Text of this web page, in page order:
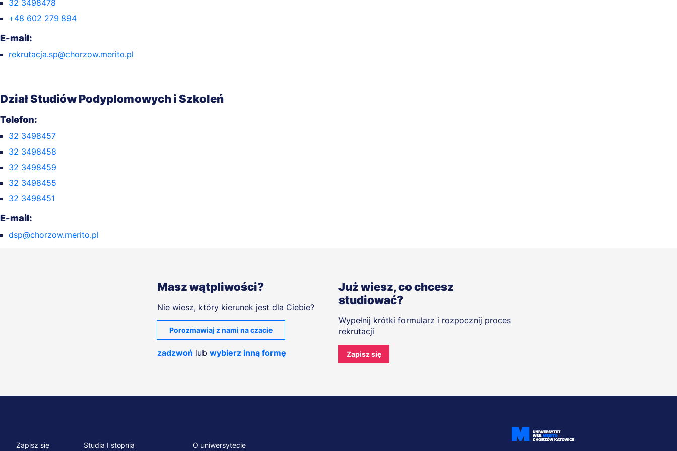
32 3498478
+48 602 279 894
E-mail:
rekrutacja.sp@chorzow.merito.pl
Dział Studiów Podyplomowych i Szkoleń
Telefon:
32 3498457
32 3498458
32 3498459
32 3498455
32 3498451
E-mail:
dsp@chorzow.merito.pl
Masz wątpliwości?
Nie wiesz, który kierunek jest dla Ciebie?
Porozmawiaj z nami na czacie
zadzwoń lub wybierz inną formę
Już wiesz, co chcesz
studiować?
Wypełnij krótki formularz i rozpocznij proces
rekrutacji
Zapisz się
Menu
Zapisz się
Studia I stopnia
O uniwersytecie